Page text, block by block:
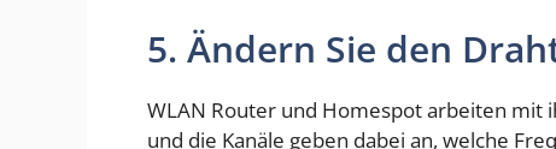
5. Ändern Sie den
WLAN Router und Homespot arbeiten mit
und die Kanäle geben dabei an, welche